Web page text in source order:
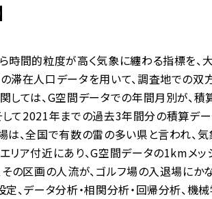
時間的粒度が高く気象に纏わる指標を、
滞在人口データを用いて、調査地での
しては、G空間データでの年間月別が、積
て2021年までの過去3年間分の積算デー
は、全国で有数の雷の多い県と言われ、
リア付近にあり、G空間データの1kmメッ
その区画の人流が、ゴルフ場の入退場にか
定、データ分析・相関分析・回帰分析、機